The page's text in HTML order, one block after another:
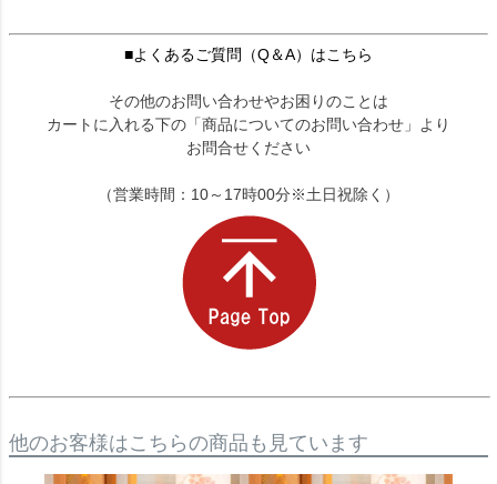
■よくあるご質問（Q＆A）はこちら
その他のお問い合わせやお困りのことは
カートに入れる下の「商品についてのお問い合わせ」より
お問合せください
（営業時間：10～17時00分※土日祝除く）
他のお客様はこちらの商品も見ています